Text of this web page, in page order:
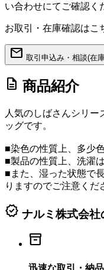
い合わせにてご確認く
お取引・在庫確認はこ
mail 取引申込み・相談(在
description 商品紹介
人気のしばさんシリ
ッグです。
■染色の性質上、多少
■製品の性質上、洗濯
■また、湿った状態で
りますのでご注意くだ
verified ナルミ株式会社
inventory_2
迅速な取引・納品